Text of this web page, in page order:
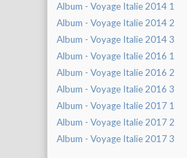
Album - Voyage Italie 2014 1
Album - Voyage Italie 2014 2
Album - Voyage Italie 2014 3
Album - Voyage Italie 2016 1
Album - Voyage Italie 2016 2
Album - Voyage Italie 2016 3
Album - Voyage Italie 2017 1
Album - Voyage Italie 2017 2
Album - Voyage Italie 2017 3